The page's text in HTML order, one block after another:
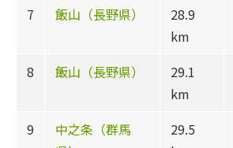
7
飯山（長野県）
28.9
km
8
飯山（長野県）
29.1
km
9
中之条（群馬
29.5